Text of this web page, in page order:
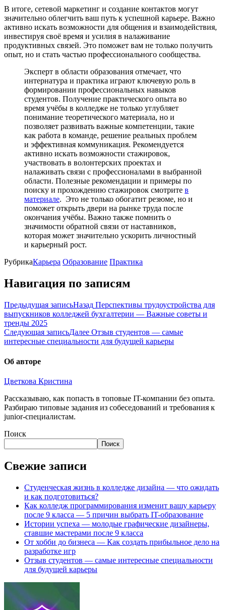
В итоге, сетевой маркетинг и создание контактов могут
значительно облегчить ваш путь к успешной карьере. Важно
активно искать возможности для общения и взаимодействия,
инвестируя своё время и усилия в налаживание
продуктивных связей. Это поможет вам не только получить
опыт, но и стать частью профессионального сообщества.
Эксперт в области образования отмечает, что
интернатура и практика играют ключевую роль в
формировании профессиональных навыков
студентов. Получение практического опыта во
время учёбы в колледже не только углубляет
понимание теоретического материала, но и
позволяет развивать важные компетенции, такие
как работа в команде, решение реальных проблем
и эффективная коммуникация. Рекомендуется
активно искать возможности стажировок,
участвовать в волонтерских проектах и
налаживать связи с профессионалами в выбранной
области. Полезные рекомендации и примеры по
поиску и прохождению стажировок смотрите в
материале. Это не только обогатит резюме, но и
поможет открыть двери на рынке труда после
окончания учёбы. Важно также помнить о
значимости обратной связи от наставников,
которая может значительно ускорить личностный
и карьерный рост.
РубрикаКарьера Образование Практика
Навигация по записям
Предыдущая записьНазад Перспективы трудоустройства для
выпускников колледжей бухгалтерии — Важные советы и
тренды 2025
Следующая записьДалее Отзыв студентов — самые
интересные специальности для будущей карьеры
Об авторе
Цветкова Кристина
Рассказываю, как попасть в топовые IT-компании без опыта.
Разбираю типовые задания из собеседований и требования к
junior-специалистам.
Поиск
Поиск
Свежие записи
Студенческая жизнь в колледже дизайна — что ожидать
и как подготовиться?
Как колледж программирования изменит вашу карьеру
после 9 класса — 5 причин выбрать IT-образование
Истории успеха — молодые графические дизайнеры,
ставшие мастерами после 9 класса
От хобби до бизнеса — Как создать прибыльное дело на
разработке игр
Отзыв студентов — самые интересные специальности
для будущей карьеры